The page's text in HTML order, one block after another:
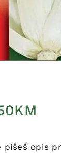
KM
pišeš opis